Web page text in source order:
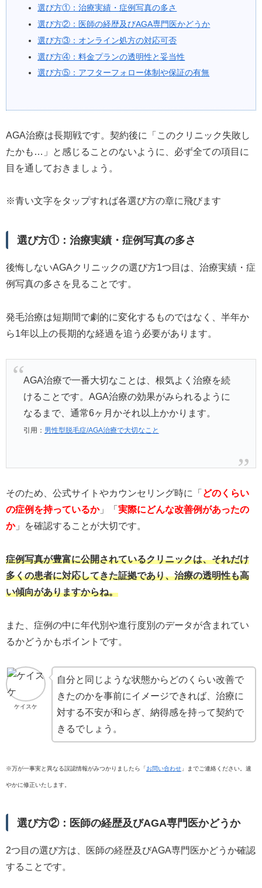
選び方①：治療実績・症例写真の多さ
選び方②：医師の経歴及びAGA専門医かどうか
選び方③：オンライン処方の対応可否
選び方④：料金プランの透明性と妥当性
選び方⑤：アフターフォロー体制や保証の有無
AGA治療は長期戦です。契約後に「このクリニック失敗し
たかも…」と感じることのないように、必ず全ての項目に
目を通しておきましょう。
※青い文字をタップすれば各選び方の章に飛びます
選び方①：治療実績・症例写真の多さ
後悔しないAGAクリニックの選び方1つ目は、治療実績・症
例写真の多さを見ることです。
発毛治療は短期間で劇的に変化するものではなく、半年か
ら1年以上の長期的な経過を追う必要があります。
AGA治療で一番大切なことは、根気よく治療を続
けることです。AGA治療の効果がみられるように
なるまで、通常6ヶ月かそれ以上かかります。
引用： 男性型脱毛症/AGA治療で大切なこと
そのため、公式サイトやカウンセリング時に「 どのくらい
の症例を持っているか」「 実際にどんな改善例があったの
か」を確認することが大切です。
症例写真が豊富に公開されているクリニックは、それだけ
多くの患者に対応してきた証拠であり、治療の透明性も高
い傾向がありますからね。
また、症例の中に年代別や進行度別のデータが含まれてい
るかどうかもポイントです。
ケイスケ
自分と同じような状態からどのくらい改善で
きたのかを事前にイメージできれば、治療に
対する不安が和らぎ、納得感を持って契約で
きるでしょう。
※万が一事実と異なる誤認情報がみつかりましたら「お問い合わせ 」までご連絡ください。速
やかに修正いたします。
選び方②：医師の経歴及びAGA専門医かどうか
2つ目の選び方は、医師の経歴及びAGA専門医かどうか確認
することです。